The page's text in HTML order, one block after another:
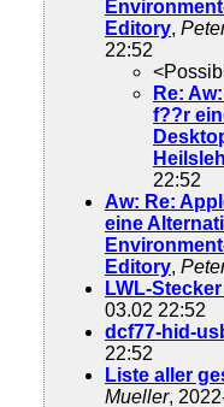
Editory,
22:52
Re:
f??r
22:52
Aw: Re:
eine
Editory,
LWL-
03.02 22:52
dcf77-hid-
22:52
Liste aller
Mueller,